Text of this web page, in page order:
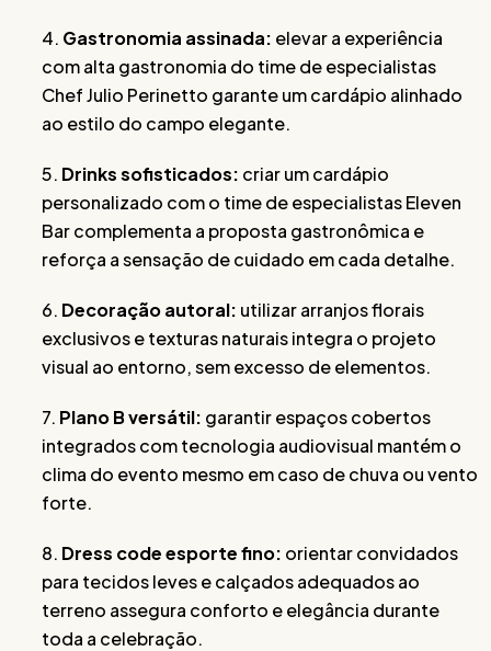
4. Gastronomia assinada: elevar a experiência
com alta gastronomia do time de especialistas
Chef Julio Perinetto garante um cardápio alinhado
ao estilo do campo elegante.
5. Drinks sofisticados: criar um cardápio
personalizado com o time de especialistas Eleven
Bar complementa a proposta gastronômica e
reforça a sensação de cuidado em cada detalhe.
6. Decoração autoral: utilizar arranjos florais
exclusivos e texturas naturais integra o projeto
visual ao entorno, sem excesso de elementos.
7. Plano B versátil: garantir espaços cobertos
integrados com tecnologia audiovisual mantém o
clima do evento mesmo em caso de chuva ou vento
forte.
8. Dress code esporte fino: orientar convidados
para tecidos leves e calçados adequados ao
terreno assegura conforto e elegância durante
toda a celebração.